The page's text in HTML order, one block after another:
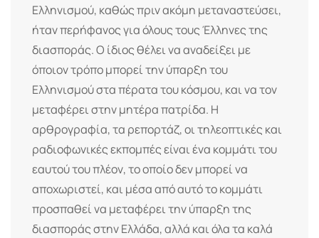
Ελληνισμού, καθώς πριν ακόμη μεταναστεύσει,
ήταν περήφανος για όλους τους Έλληνες της
διασποράς. Ο ίδιος θέλει να αναδείξει με
όποιον τρόπο μπορεί την ύπαρξη του
Ελληνισμού στα πέρατα του κόσμου, και να τον
μεταφέρει στην μητέρα πατρίδα. Η
αρθρογραφία, τα ρεπορτάζ, οι τηλεοπτικές και
ραδιοφωνικές εκπομπές είναι ένα κομμάτι του
εαυτού του πλέον, το οποίο δεν μπορεί να
αποχωριστεί, και μέσα από αυτό το κομμάτι
προσπαθεί να μεταφέρει την ύπαρξη της
διασποράς στην Ελλάδα, αλλά και όλα τα καλά